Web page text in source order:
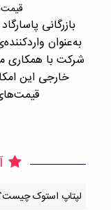
بازرگانی
به‌عنوان
شرکت با همکاری
خارجی این
لپتاپ استوک